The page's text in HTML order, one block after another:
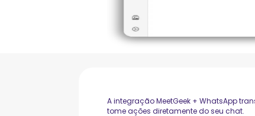
A integração MeetGeek + WhatsApp
tome ações diretamente do seu chat.